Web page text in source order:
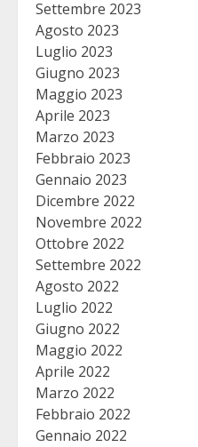
Settembre 2023
Agosto 2023
Luglio 2023
Giugno 2023
Maggio 2023
Aprile 2023
Marzo 2023
Febbraio 2023
Gennaio 2023
Dicembre 2022
Novembre 2022
Ottobre 2022
Settembre 2022
Agosto 2022
Luglio 2022
Giugno 2022
Maggio 2022
Aprile 2022
Marzo 2022
Febbraio 2022
Gennaio 2022